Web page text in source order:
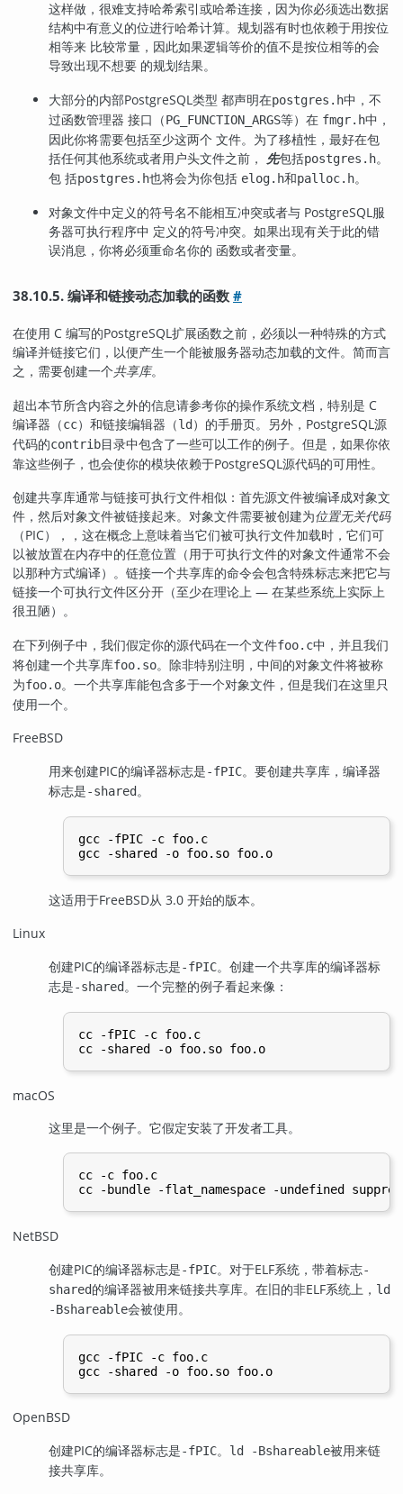
这样做，很难支持哈希索引或哈希连接，因为你必须选出数据
结构中有意义的位进行哈希计算。规划器有时也依赖于用按位
相等来 比较常量，因此如果逻辑等价的值不是按位相等的会
导致出现不想要 的规划结果。
大部分的内部PostgreSQL 类型 都声明在postgres.h中，不
过函数管理器 接口（PG_FUNCTION_ARGS等）在 fmgr.h中，
因此你将需要包括至少这两个 文件。为了移植性，最好在包
括任何其他系统或者用户头文件之前，
先包括postgres.h。
包 括postgres.h也将会为你包括 elog.h和palloc.h。
对象文件中定义的符号名不能相互冲突或者与 PostgreSQL服
务器可执行程序中 定义的符号冲突。如果出现有关于此的错
误消息，你将必须重命名你的 函数或者变量。
38.10.5. 编译和链接动态加载的函数#
在使用 C 编写的PostgreSQL扩展函数之前，必须以一种特殊的方式
编译并链接它们，以便产生一个能被服务器动态加载的文件。简而言
之，需要创建一个共享库。
超出本节所含内容之外的信息请参考你的操作系统文档，特别是 C
编译器（cc）和链接编辑器（ld ）的手册页。另外， PostgreSQL 源
代码的contrib目录中包含了一些可以工作的例子。但是，如果你依
靠这些例子，也会使你的模块依赖于PostgreSQL 源代码的可用性。
创建共享库通常与链接可执行文件相似：首先源文件被编译成对象文
件，然后对象文件被链接起来。对象文件需要被创建为位置无关代码
（PIC），
，这在概念上意味着当它们被可执行文件加载时，它们可
以被放置在内存中的任意位置（用于可执行文件的对象文件通常不会
以那种方式编译）。链接一个共享库的命令会包含特殊标志来把它与
链接一个可执行文件区分开（至少在理论上 — 在某些系统上实际上
很丑陋）。
在下列例子中，我们假定你的源代码在一个文件foo.c中，并且我们
将创建一个共享库foo.so。除非特别注明，中间的对象文件将被称
为foo.o。一个共享库能包含多于一个对象文件，但是我们在这里只
使用一个。
FreeBSD
用来创建PIC的编译器标志是-fPIC。要创建共享库，编译器
标志是-shared。
gcc -fPIC -c foo.c
这适用于FreeBSD从 3.0 开始的版本。
Linux
创建PIC的编译器标志是-fPIC。创建一个共享库的编译器标
志是-shared。一个完整的例子看起来像：
cc -fPIC -c foo.c
macOS
这里是一个例子。它假定安装了开发者工具。
cc -c foo.c
NetBSD
创建PIC的编译器标志是-fPIC。对于ELF系统，带着标志-
shared的编译器被用来链接共享库。在旧的非ELF系统上， ld
-Bshareable会被使用。
gcc -fPIC -c foo.c
OpenBSD
创建PIC的编译器标志是-fPIC。 ld -Bshareable被用来链
接共享库。